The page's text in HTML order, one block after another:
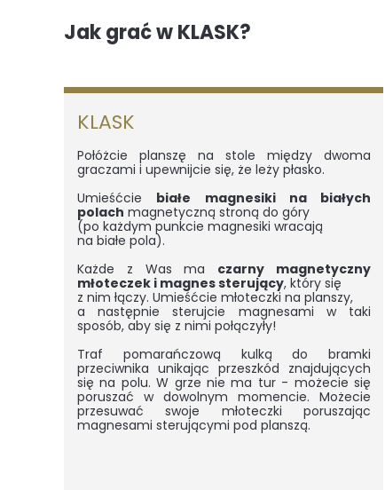
Jak grać w KLASK?
KLASK
Połóżcie planszę na stole między dwoma
graczami i upewnijcie się, że leży płasko.
Umieśćcie białe magnesiki na białych
polach magnetyczną stroną do góry
(po każdym punkcie magnesiki wracają
na białe pola).
Każde z Was ma czarny magnetyczny
młoteczek i magnes sterujący, który się
z nim łączy. Umieśćcie młoteczki na planszy,
a następnie sterujcie magnesami w taki
sposób, aby się z nimi połączyły!
Traf pomarańczową kulką do bramki
przeciwnika unikając przeszkód znajdujących
się na polu. W grze nie ma tur - możecie się
poruszać w dowolnym momencie. Możecie
przesuwać swoje młoteczki poruszając
magnesami sterującymi pod planszą.